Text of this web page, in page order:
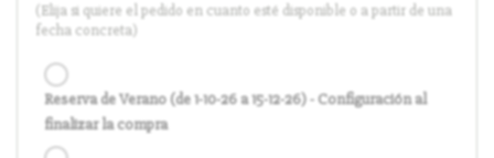
(Elija si quiere el pedido en cuanto esté disponible o a partir de una
fecha concreta)
Reserva de Verano (de 1-10-26 a 15-12-26) - Configuración al
finalizar la compra